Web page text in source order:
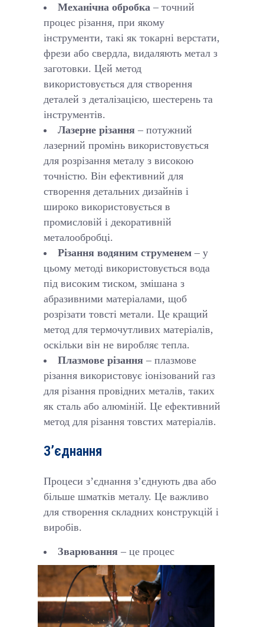
Механічна обробка – точний
процес різання, при якому
інструменти, такі як токарні верстати,
фрези або свердла, видаляють метал з
заготовки. Цей метод
використовується для створення
деталей з деталізацією, шестерень та
інструментів.
Лазерне різання – потужний
лазерний промінь використовується
для розрізання металу з високою
точністю. Він ефективний для
створення детальних дизайнів і
широко використовується в
промисловій і декоративній
металообробці.
Різання водяним струменем – у
цьому методі використовується вода
під високим тиском, змішана з
абразивними матеріалами, щоб
розрізати товсті метали. Це кращий
метод для термочутливих матеріалів,
оскільки він не виробляє тепла.
Плазмове різання – плазмове
різання використовує іонізований газ
для різання провідних металів, таких
як сталь або алюміній. Це ефективний
метод для різання товстих матеріалів.
З’єднання
Процеси з’єднання з’єднують два або
більше шматків металу. Це важливо
для створення складних конструкцій і
виробів.
Зварювання – це процес